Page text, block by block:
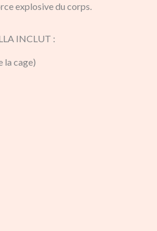
explosive du corps.
INCLUT :
la cage)